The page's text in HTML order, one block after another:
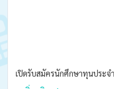
เปิดรับสมัครนักศึกษาทุนประจ